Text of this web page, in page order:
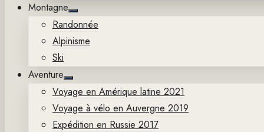
Montagne
Show
sub
menu
Randonnée
Alpinisme
Ski
Aventure
Show
sub
Voyage en Amérique latine 2021
Voyage à vélo en Auvergne 2019
Expédition en Russie 2017